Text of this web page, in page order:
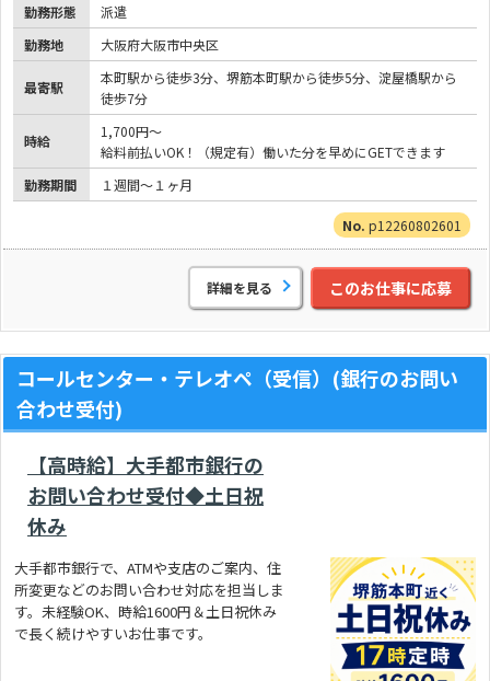
勤務形態
派遣
勤務地
大阪府大阪市中央区
最寄駅
本町駅から徒歩3分、堺筋本町駅から徒歩5分、淀屋橋駅から
徒歩7分
時給
1,700円～
給料前払いOK！（規定有）働いた分を早めにGETできます
勤務期間
１週間～１ヶ月
p12260802601
詳細を見る このお仕事に応募
コールセンター・テレオペ（受信）(銀行のお問い
合わせ受付)
【高時給】大手都市銀行の
お問い合わせ受付◆土日祝
休み
大手都市銀行で、ATMや支店のご案内、住
所変更などのお問い合わせ対応を担当しま
す。未経験OK、時給1600円＆土日祝休み
で長く続けやすいお仕事です。